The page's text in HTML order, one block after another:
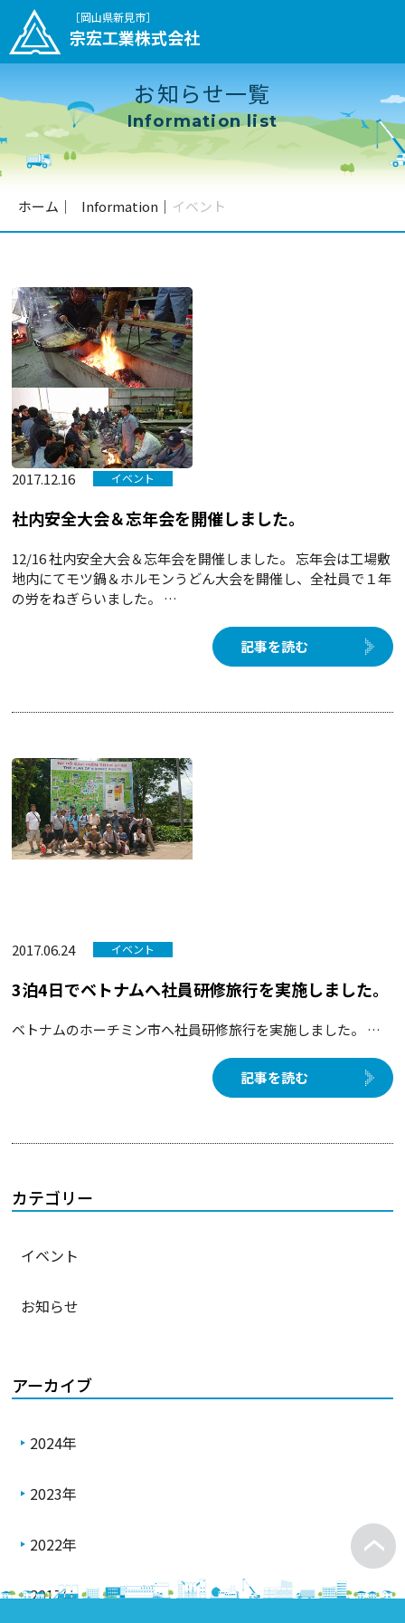
［岡山県新見市］
宗宏工業株式会社
お知らせ一覧
Information list
ホーム ｜ Information ｜ イベント
2017.12.16 イベント
社内安全大会＆忘年会を開催しました。
12/16 社内安全大会＆忘年会を開催しました。 忘年会は工場敷
地内にてモツ鍋＆ホルモンうどん大会を開催し、全社員で１年
の労をねぎらいました。 …
記事を読む
2017.06.24 イベント
3泊4日でベトナムへ社員研修旅行を実施しました。
ベトナムのホーチミン市へ社員研修旅行を実施しました。 …
記事を読む
カテゴリー
イベント
お知らせ
アーカイブ
2024年
2023年
2022年
2017年